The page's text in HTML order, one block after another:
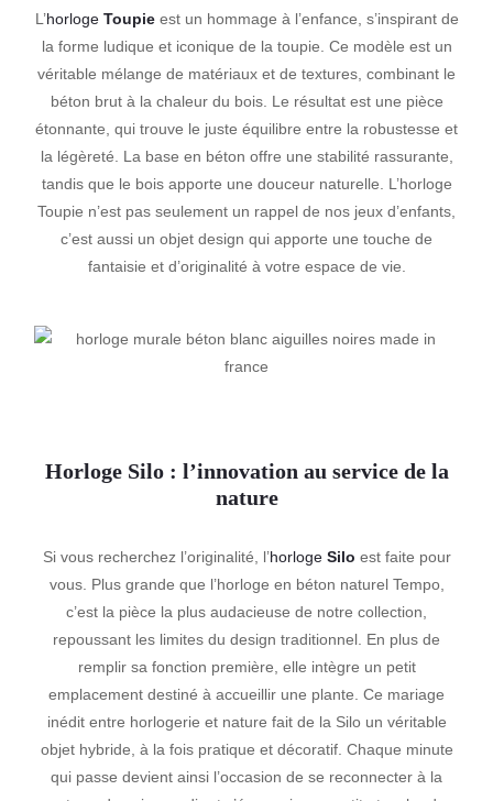
L’horloge Toupieest un hommage à l’enfance, s’inspirant de
la forme ludique et iconique de la toupie. Ce modèle est un
véritable mélange de matériaux et de textures, combinant le
béton brut à la chaleur du bois. Le résultat est une pièce
étonnante, qui trouve le juste équilibre entre la robustesse et
la légèreté. La base en béton offre une stabilité rassurante,
tandis que le bois apporte une douceur naturelle. L’horloge
Toupie n’est pas seulement un rappel de nos jeux d’enfants,
c’est aussi un objet design qui apporte une touche de
fantaisie et d’originalité à votre espace de vie.
Horloge Silo : l’innovation au service de la
nature
Si vous recherchez l’originalité, l’horloge Silo est faite pour
vous. Plus grande que l’horloge en béton naturel Tempo,
c’est la pièce la plus audacieuse de notre collection,
repoussant les limites du design traditionnel. En plus de
remplir sa fonction première, elle intègre un petit
emplacement destiné à accueillir une plante. Ce mariage
inédit entre horlogerie et nature fait de la Silo un véritable
objet hybride, à la fois pratique et décoratif. Chaque minute
qui passe devient ainsi l’occasion de se reconnecter à la